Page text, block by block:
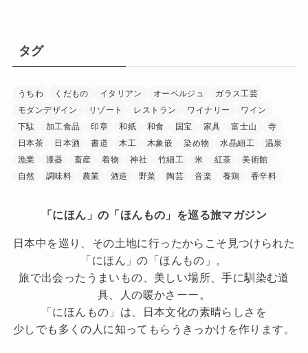
タグ
うちわ くだもの イタリアン オーベルジュ
ガラス工芸
モダンデザイン
リゾート レストラン ワイナリー
ワイン
下駄
加工食品 印章 和紙 和食 国宝 家具 富士山
寺
日本茶
日本酒 書道 木工 木象嵌 染め物 水晶細工
温泉
漁業
漆器 畜産 着物 神社 竹細工 米 紅茶
美術館
自然
調味料 農業 酒造 野菜 陶芸 音楽 養鶏 香辛料
「にほん」の「ほんもの」を巡る旅マガジン
日本中を巡り、その土地に行ったからこそ見つけられた
「にほん」の「ほんもの」。
旅で出会ったうまいもの、美しい場所、手に馴染む道
具、人の暖かさーー。
「にほんもの」は、日本文化の素晴らしさを
少しでも多くの人に知ってもらうきっかけを作ります。